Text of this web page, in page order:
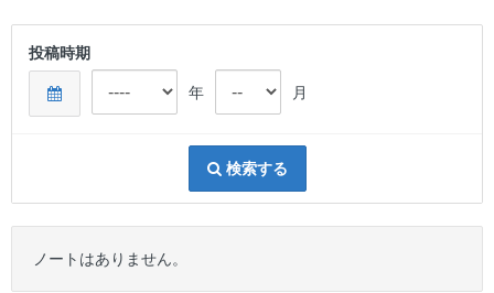
投稿時期
年 月
検索する
ノートはありません。